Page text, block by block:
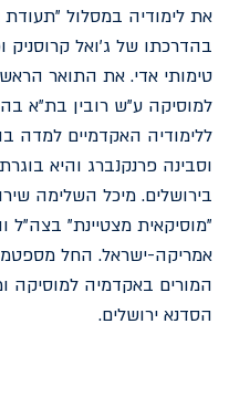
את לימודיה במסלול "תעודת
בהדרכתו של ג'ואל קרוסניק
טימותי אדי. את התואר
למוסיקה ע"ש רובין בת"א
ללימודיה האקדמיים למדה
וסבינה פרנקנברג והיא
בירושלים. מיכל השלימה
"מוסיקאית מצטיינת" בצה"ל
המורים באקדמיה למוסיקה
הסדנא ירושלים.